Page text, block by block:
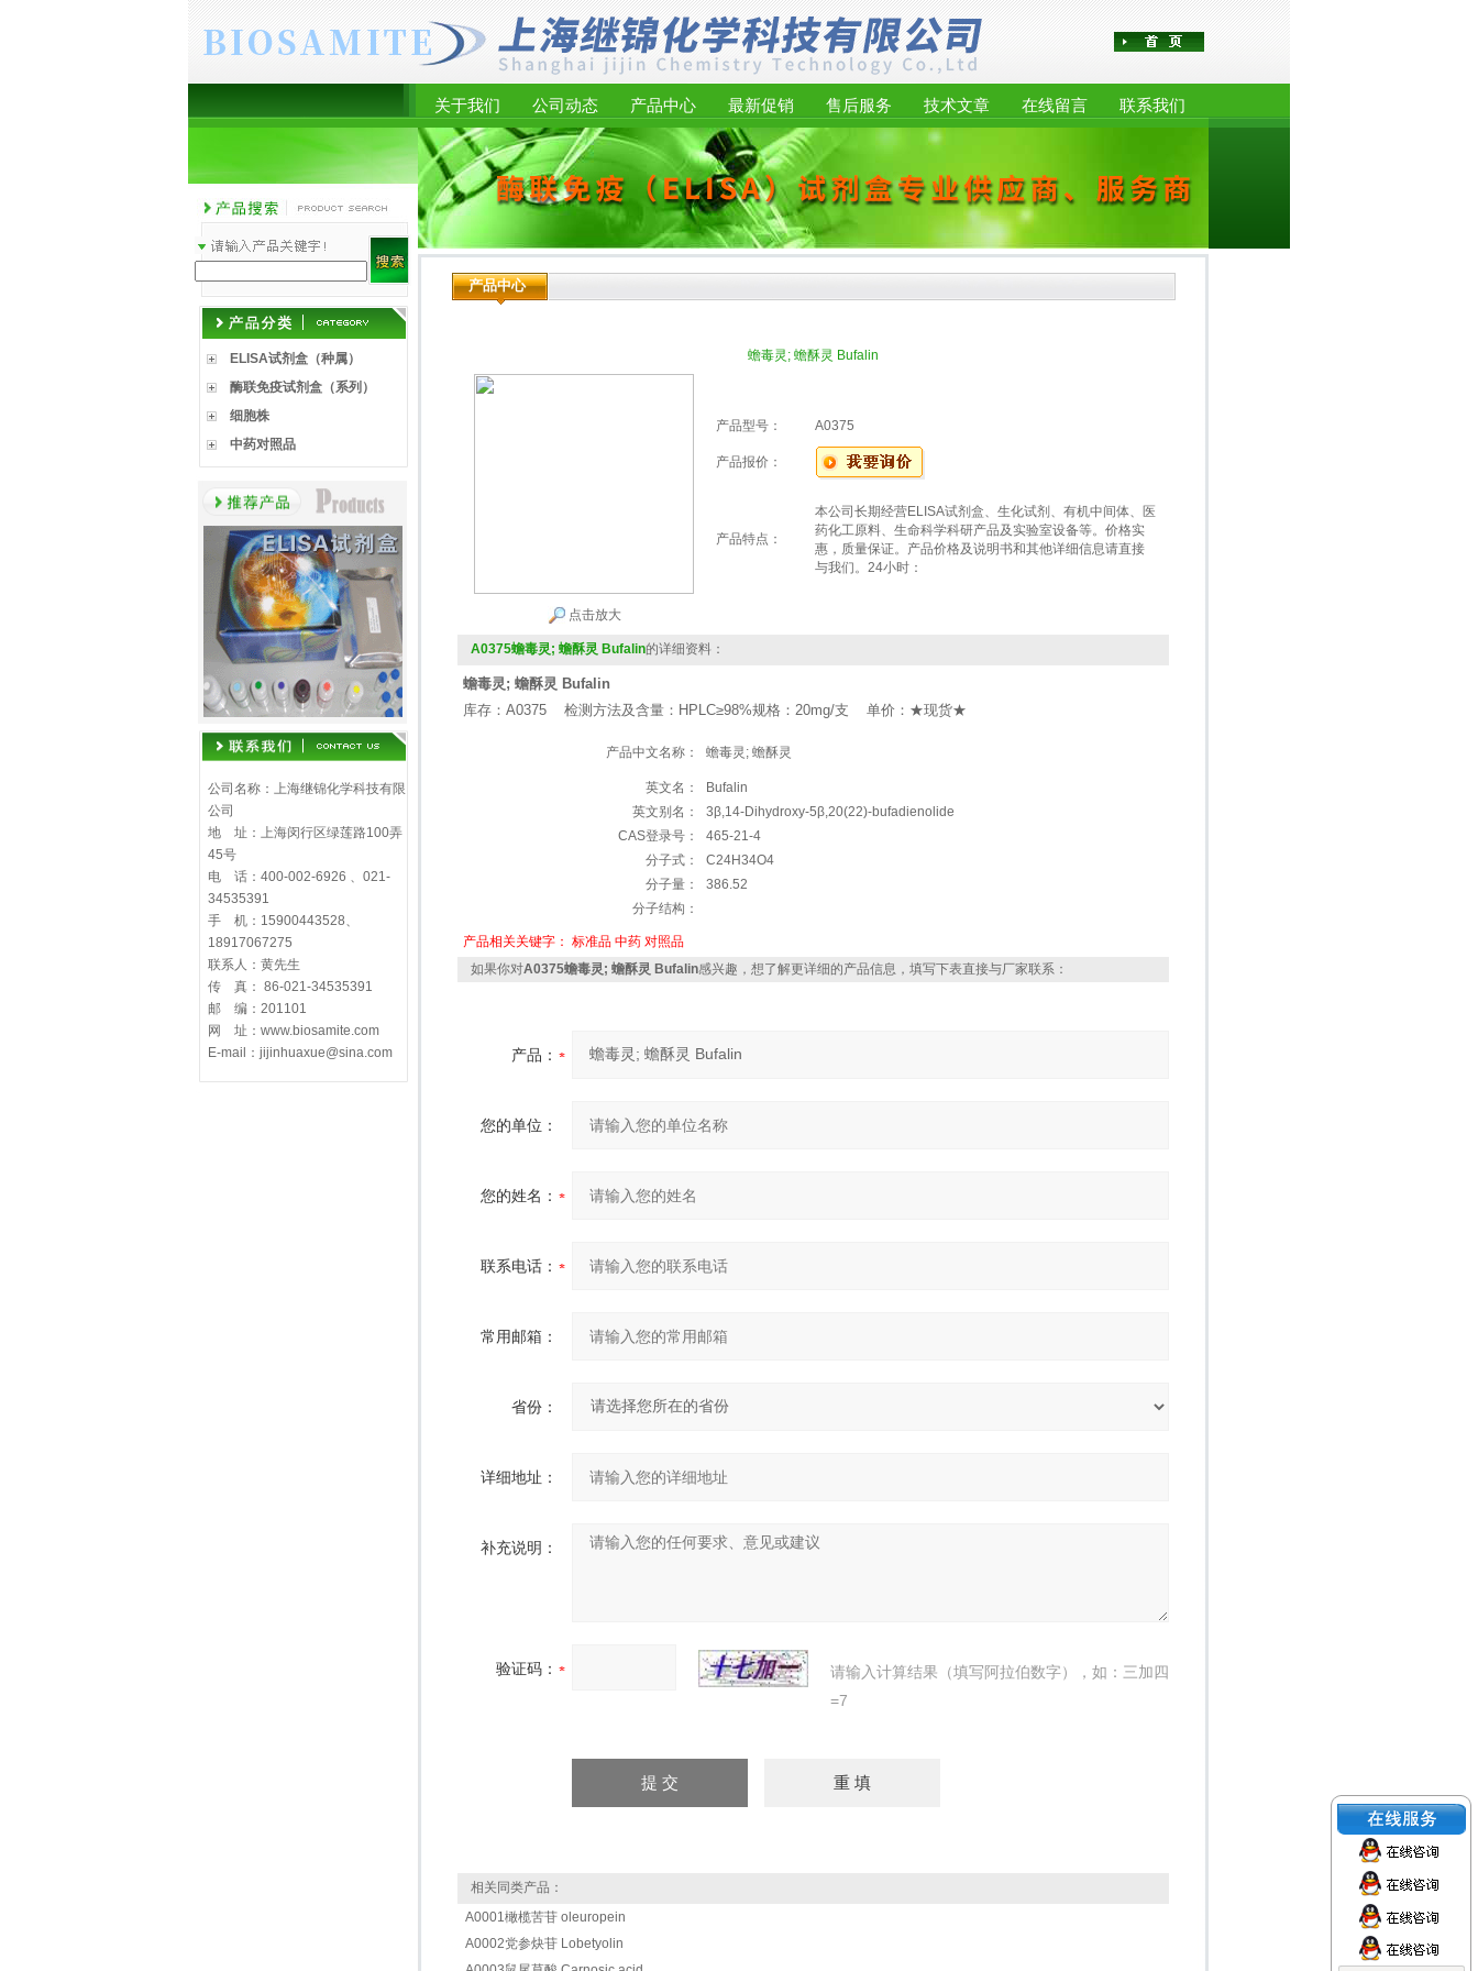
关于我们 公司动态 产品中心 最新促销 售后服务 技术文章 在线留言 联系我们
ELISA试剂盒（种属）
酶联免疫试剂盒（系列）
细胞株
中药对照品
公司名称：上海继锦化学科技有限
公司
地 址：上海闵行区绿莲路100弄
45号
电 话：400-002-6926 、021-
34535391
手 机：15900443528、
18917067275
联系人：黄先生
传 真： 86-021-34535391
邮 编：201101
网 址：www.biosamite.com
E-mail：jijinhuaxue@sina.com
产品中心
蟾毒灵; 蟾酥灵 Bufalin
点击放大
产品型号： A0375
产品报价：
产品特点：
本公司长期经营ELISA试剂盒、生化试剂、有机中间体、医
药化工原料、生命科学科研产品及实验室设备等。价格实
惠，质量保证。产品价格及说明书和其他详细信息请直接
与我们。24小时：
A0375蟾毒灵; 蟾酥灵 Bufalin的详细资料：
蟾毒灵; 蟾酥灵 Bufalin
库存：A0375 检测方法及含量：HPLC≥98%规格：20mg/支 单价：★现货★
产品中文名称： 蟾毒灵; 蟾酥灵
英文名：
Bufalin
英文别名：
3β,14-Dihydroxy-5β,20(22)-bufadienolide
CAS登录号：
465-21-4
分子式：
C24H34O4
分子量：
386.52
分子结构：
产品相关关键字： 标准品 中药 对照品
如果你对A0375蟾毒灵; 蟾酥灵 Bufalin感兴趣，想了解更详细的产品信息，填写下表直接与厂家联系：
产品：
您的单位：
您的姓名：
联系电话：
常用邮箱：
省份：
详细地址：
补充说明：
验证码：
请输入计算结果（填写阿拉伯数字），如：三加四
=7
相关同类产品：
A0001橄榄苦苷 oleuropein
A0002党参炔苷 Lobetyolin